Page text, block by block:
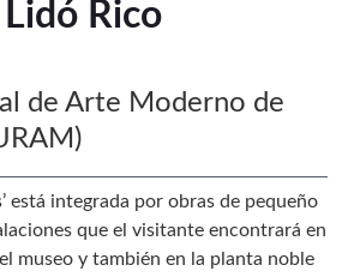
Lidó Rico
de Arte Moderno de
está integrada por obras de pequeño
que el visitante encontrará en
museo y también en la planta noble